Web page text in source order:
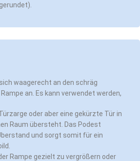
waagerecht an den schräg
an. Es kann verwendet werden,
oder aber eine gekürzte Tür in
Raum übersteht. Das Podest
und sorgt somit für ein
Rampe gezielt zu vergrößern oder